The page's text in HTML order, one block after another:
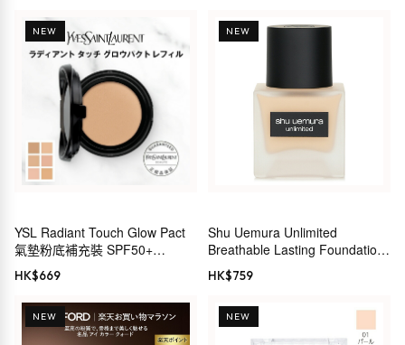
NEW
YSL Radiant Touch Glow Pact
氣墊粉底補充裝 SPF50+
PA++++
HK$669
NEW
Shu Uemura Unlimited
Breathable Lasting Foundation
S 47 No 584 粉底液
HK$759
NEW NEW